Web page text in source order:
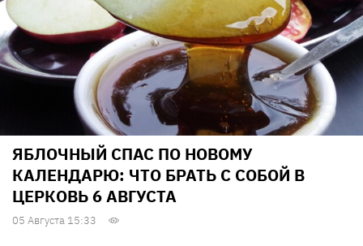
ЯБЛОЧНЫЙ СПАС ПО НОВОМУ
КАЛЕНДАРЮ: ЧТО БРАТЬ С СОБОЙ В
ЦЕРКОВЬ 6 АВГУСТА
05 Августа 15:33